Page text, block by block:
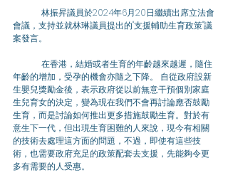
會議，支持並就林琳議員提出的"支援輔助生育政策"議
案發言。
年齡的增加，受孕的機會亦隨之下降。 自從政府設新
生嬰兒獎勵金後，表示政府從以前無意干預個別家庭
生兒育女的決定，變為現在我們不會再討論應否鼓勵
生育，而是討論如何推出更多措施鼓勵生育。對於有
意生下一代，但出現生育困難的人來說，現今有相關
的技術去處理這方面的問題，不過，即使有這些技
術，也需要政府充足的政策配套去支援，先能夠令更
多有需要的人受惠。